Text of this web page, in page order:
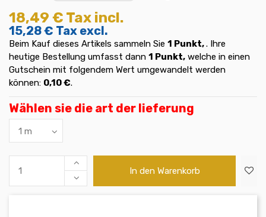
18,49 € Tax incl.
15,28 € Tax excl.
Beim Kauf dieses Artikels sammeln Sie 1 Punkt,. Ihre
heutige Bestellung umfasst dann 1 Punkt, welche in einen
Gutschein mit folgendem Wert umgewandelt werden
können: 0,10 €.
Wählen sie die art der lieferung
In den Warenkorb